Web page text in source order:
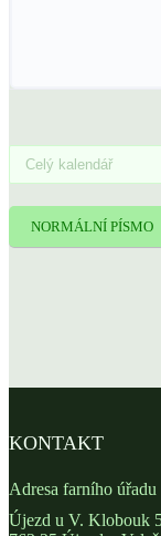
NORMÁLNÍ PÍSMO
KONTAKT
Adresa farního úřadu
Újezd u V. Klobouk